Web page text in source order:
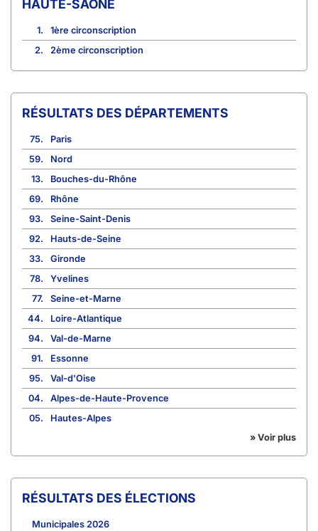
HAUTE-SAÔNE
1.
1ère circonscription
2.
2ème circonscription
RÉSULTATS DES DÉPARTEMENTS
75.
Paris
59.
Nord
13.
Bouches-du-Rhône
69.
Rhône
93.
Seine-Saint-Denis
92.
Hauts-de-Seine
33.
Gironde
78.
Yvelines
77.
Seine-et-Marne
44.
Loire-Atlantique
94.
Val-de-Marne
91.
Essonne
95.
Val-d'Oise
04.
Alpes-de-Haute-Provence
05.
Hautes-Alpes
» Voir plus
RÉSULTATS DES ÉLECTIONS
Municipales 2026